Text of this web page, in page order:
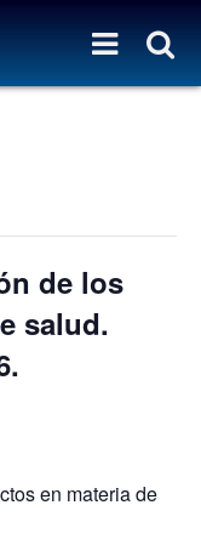
de los
salud.
en materia de